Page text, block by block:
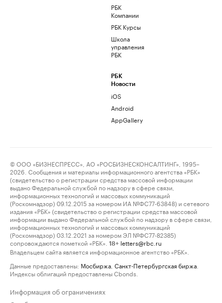
РБК
Компании
РБК Курсы
Школа
управления
РБК
РБК
Новости
iOS
Android
AppGallery
© ООО «БИЗНЕСПРЕСС», АО «РОСБИЗНЕСКОНСАЛТИНГ», 1995–
2026. Сообщения и материалы информационного агентства «РБК»
(свидетельство о регистрации средства массовой информации
выдано Федеральной службой по надзору в сфере связи,
информационных технологий и массовых коммуникаций
(Роскомнадзор) 09.12.2015 за номером ИА №ФС77-63848) и сетевого
издания «РБК» (свидетельство о регистрации средства массовой
информации выдано Федеральной службой по надзору в сфере связи,
информационных технологий и массовых коммуникаций
(Роскомнадзор) 03.12.2021 за номером ЭЛ №ФС77-82385)
сопровождаются пометкой «РБК».
18+ letters@rbc.ru
Владельцем сайта является информационное агентство «РБК».
Данные предоставлены: Мосбиржа Санкт-Петербургская биржа
Индексы облигаций предоставлены Cbonds.
Информация об ограничениях